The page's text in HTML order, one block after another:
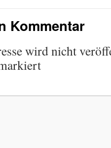
Kommentar
wird nicht